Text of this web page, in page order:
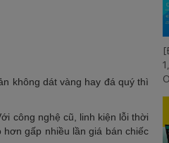
không dát vàng hay đá quý thì
công nghệ cũ, linh kiện lỗi thời
gấp nhiều lần giá bán chiếc